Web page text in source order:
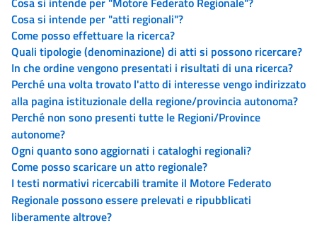
Cosa si intende per "atti regionali"?
Come posso effettuare la ricerca?
Quali tipologie (denominazione) di atti si possono ricercare?
In che ordine vengono presentati i risultati di una ricerca?
Perché una volta trovato l'atto di interesse vengo indirizzato
alla pagina istituzionale della regione/provincia autonoma?
Perché non sono presenti tutte le Regioni/Province
autonome?
Ogni quanto sono aggiornati i cataloghi regionali?
Come posso scaricare un atto regionale?
I testi normativi ricercabili tramite il Motore Federato
Regionale possono essere prelevati e ripubblicati
liberamente altrove?